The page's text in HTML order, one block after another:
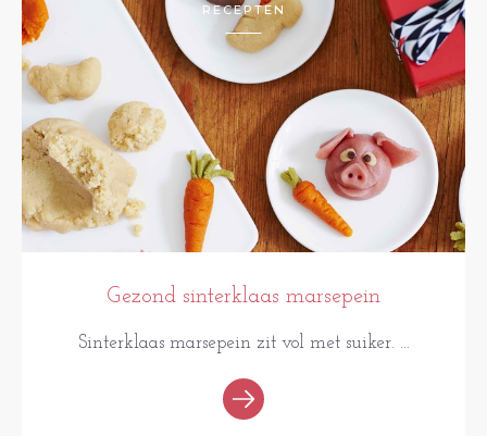
RECEPTEN
Gezond sinterklaas marsepein
Sinterklaas marsepein zit vol met suiker. ...